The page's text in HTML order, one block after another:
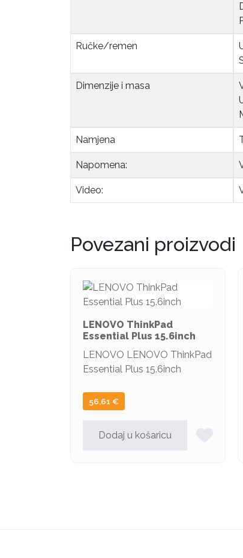
Ručke/remen
Dimenzije i masa
Namjena
Napomena:
Video:
Povezani proizvodi
LENOVO ThinkPad
Essential Plus 15.6inch
LENOVO LENOVO ThinkPad
Essential Plus 15.6inch
56,61 €
Dodaj u košaricu